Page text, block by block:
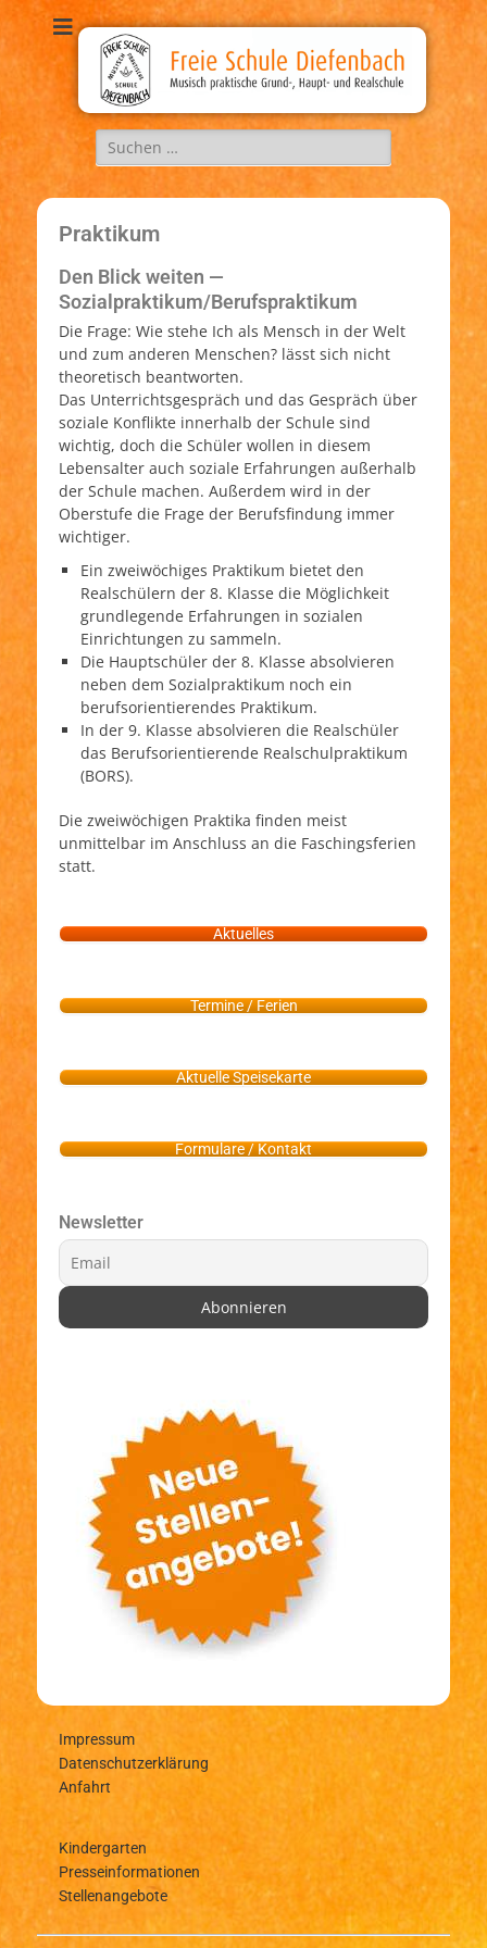
Freie Schule
Diefenbach
Musisch, praktische Grund-, Haupt-, und Realschule
Praktikum
Den Blick weiten —
Sozialpraktikum/Berufspraktikum
Die Frage: Wie stehe Ich als Mensch in der Welt
und zum anderen Menschen? lässt sich nicht
theoretisch beantworten.
Das Unterrichtsgespräch und das Gespräch über
soziale Konflikte innerhalb der Schule sind
wichtig, doch die Schüler wollen in diesem
Lebensalter auch soziale Erfahrungen außerhalb
der Schule machen. Außerdem wird in der
Oberstufe die Frage der Berufsfindung immer
wichtiger.
Ein zweiwöchiges Praktikum bietet den
Realschülern der 8. Klasse die Möglichkeit
grundlegende Erfahrungen in sozialen
Einrichtungen zu sammeln.
Die Hauptschüler der 8. Klasse absolvieren
neben dem Sozialpraktikum noch ein
berufsorientierendes Praktikum.
In der 9. Klasse absolvieren die Realschüler
das Berufsorientierende Realschulpraktikum
(BORS).
Die zweiwöchigen Praktika finden meist
unmittelbar im Anschluss an die Faschingsferien
statt.
Aktuelles
Termine / Ferien
Aktuelle Speisekarte
Formulare / Kontakt
Newsletter
Impressum
Datenschutzerklärung
Anfahrt
Kindergarten
Presseinformationen
Stellenangebote